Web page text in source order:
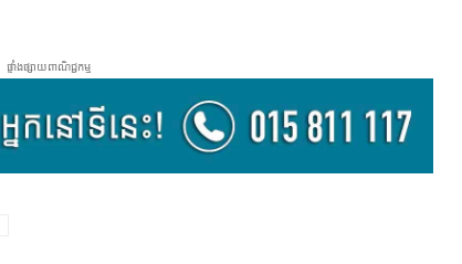
ផ្ទាំងផ្សាយពាណិជ្ជកម្ម